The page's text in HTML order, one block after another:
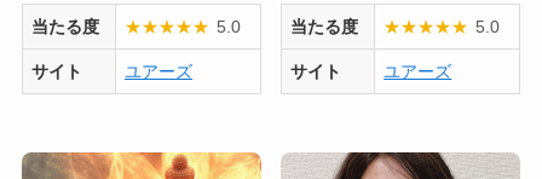
当たる度 ★★★★★ 5.0
サイト ユアーズ
当たる度 ★★★★★ 5.0
サイト ユアーズ